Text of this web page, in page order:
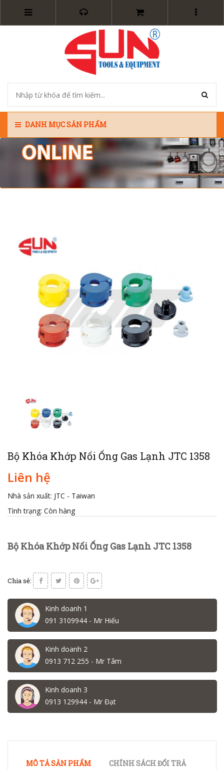
DANH MỤC SẢN PHẨM
Bộ Khóa Khớp Nối Ống Gas Lạnh JTC 1358
Liên hệ
Nhà sản xuất: JTC - Taiwan
Tình trạng: Còn hàng
Bộ Khóa Khớp Nối Ống Gas Lạnh JTC 1358
Chia sẻ:
Kinh doanh 1
091 3109944 - Mr Hiếu
Kinh doanh 2
0913 712 255 - Mr Tâm
Kinh doanh 3
0913 129944 - Mr Đạt
MÔ TẢ SẢN PHẨM CHÍNH SÁCH ĐỔI TRẢ